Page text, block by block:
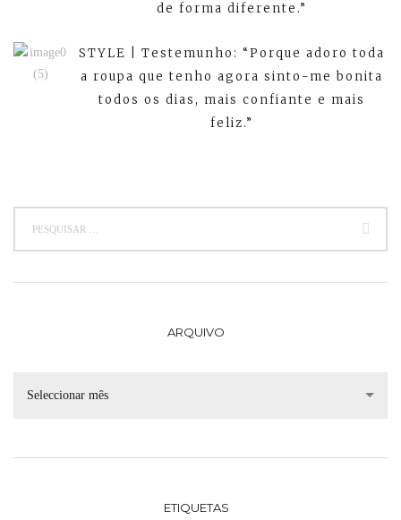
de forma diferente.”
STYLE | Testemunho: “Porque adoro toda
a roupa que tenho agora sinto-me bonita
todos os dias, mais confiante e mais
feliz.”
ARQUIVO
Seleccionar mês
ETIQUETAS